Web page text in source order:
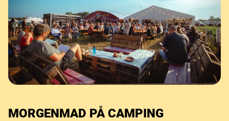
MORGENMAD PÅ CAMPING